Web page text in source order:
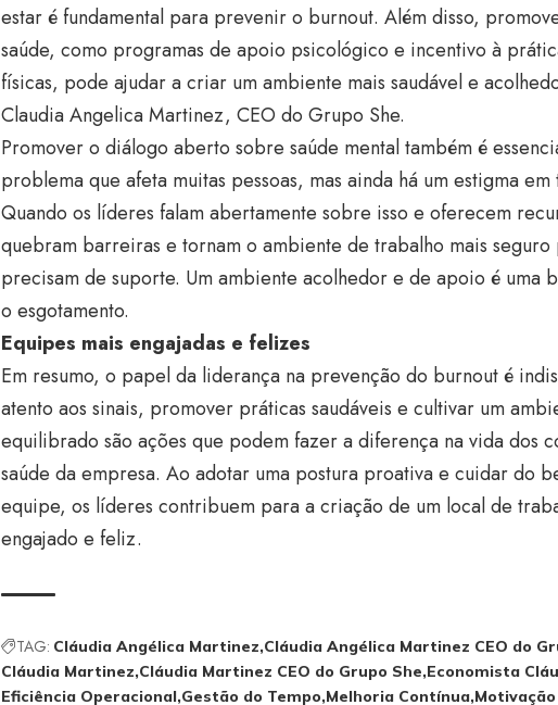
estar é fundamental para prevenir o burnout. Além disso,
saúde, como programas de apoio psicológico e incentivo à
físicas, pode ajudar a criar um ambiente mais saudável e
Claudia Angelica Martinez, CEO do Grupo She.
Promover o diálogo aberto sobre saúde mental também é
problema que afeta muitas pessoas, mas ainda há um estigma
Quando os líderes falam abertamente sobre isso e oferecem
quebram barreiras e tornam o ambiente de trabalho mais seguro
precisam de suporte. Um ambiente acolhedor e de apoio é uma
o esgotamento.
Equipes mais engajadas e felizes
Em resumo, o papel da liderança na prevenção do burnout é
atento aos sinais, promover práticas saudáveis e cultivar um
equilibrado são ações que podem fazer a diferença na vida dos
saúde da empresa. Ao adotar uma postura proativa e cuidar do
equipe, os líderes contribuem para a criação de um local de
engajado e feliz.
TAG: Cláudia Angélica Martinez Cláudia Angélica Martinez CEO do
Cláudia Martinez Cláudia Martinez CEO do Grupo She Economista
Eficiência Operacional Gestão do Tempo Melhoria Contínua